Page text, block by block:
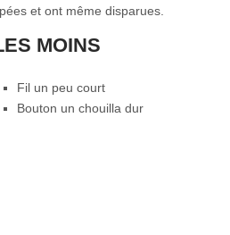
et ont même disparues.
MOINS
Fil un peu court
Bouton un chouilla dur